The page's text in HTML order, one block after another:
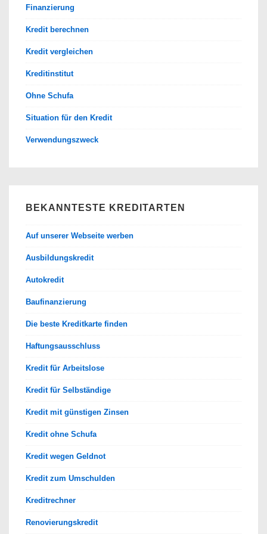
Finanzierung
Kredit berechnen
Kredit vergleichen
Kreditinstitut
Ohne Schufa
Situation für den Kredit
Verwendungszweck
BEKANNTESTE KREDITARTEN
Auf unserer Webseite werben
Ausbildungskredit
Autokredit
Baufinanzierung
Die beste Kreditkarte finden
Haftungsausschluss
Kredit für Arbeitslose
Kredit für Selbständige
Kredit mit günstigen Zinsen
Kredit ohne Schufa
Kredit wegen Geldnot
Kredit zum Umschulden
Kreditrechner
Renovierungskredit